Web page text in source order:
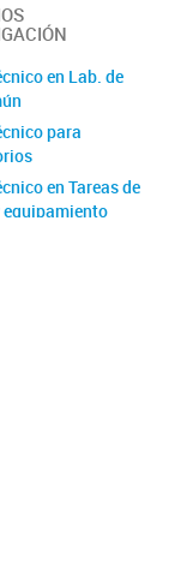
en Lab. de
para
en Tareas de
equipamiento